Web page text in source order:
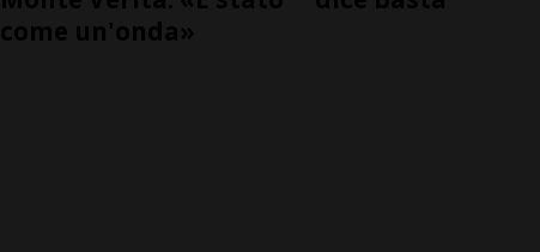
come un'onda»